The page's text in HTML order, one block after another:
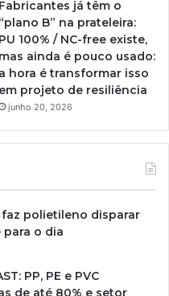
Fabricantes já têm o
“plano B” na prateleira:
PU 100% / NC-free existe,
mas ainda é pouco usado:
a hora é transformar isso
em projeto de resiliência
junho 20, 2026
faz polietileno disparar
para o dia
PP, PE e PVC
de até 80% e setor